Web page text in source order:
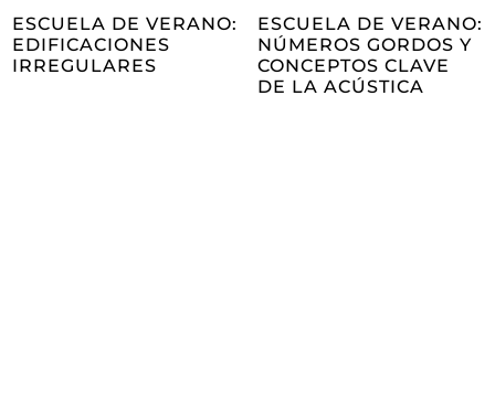
ESCUELA DE VERANO:
EDIFICACIONES
IRREGULARES
ESCUELA DE VERANO:
NÚMEROS GORDOS Y
CONCEPTOS CLAVE
DE LA ACÚSTICA